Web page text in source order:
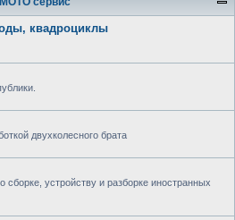
квадроциклы
двухколесного брата
сборке, устройству и разборке иностранных